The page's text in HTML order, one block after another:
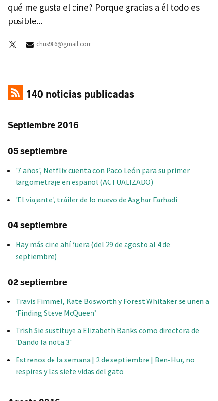
qué me gusta el cine? Porque gracias a él todo es
posible...
chus986@gmail.com
140 noticias publicadas
Septiembre 2016
05 septiembre
'7 años', Netflix cuenta con Paco León para su primer
largometraje en español (ACTUALIZADO)
'El viajante', tráiler de lo nuevo de Asghar Farhadi
04 septiembre
Hay más cine ahí fuera (del 29 de agosto al 4 de
septiembre)
02 septiembre
Travis Fimmel, Kate Bosworth y Forest Whitaker se unen a
‘Finding Steve McQueen’
Trish Sie sustituye a Elizabeth Banks como directora de
'Dando la nota 3'
Estrenos de la semana | 2 de septiembre | Ben-Hur, no
respires y las siete vidas del gato